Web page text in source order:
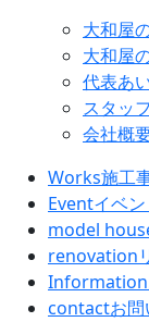
大和屋
大和屋
代表あ
スタッ
会社概
Works施工
Eventイベ
model
renovation
Information
contactお